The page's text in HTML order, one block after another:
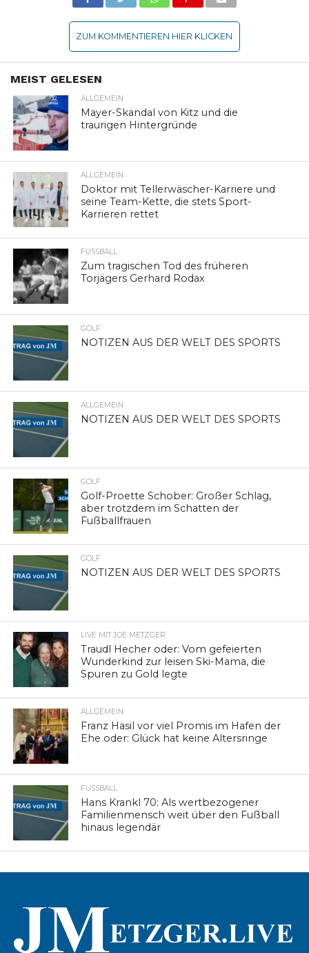
ZUM KOMMENTIEREN HIER KLICKEN
MEIST GELESEN
ALLGEMEIN
Mayer-Skandal von Kitz und die
traurigen Hintergründe
ALLGEMEIN
Doktor mit Tellerwäscher-Karriere und
seine Team-Kette, die stets Sport-
Karrieren rettet
FUSSBALL
Zum tragischen Tod des früheren
Torjägers Gerhard Rodax
GOLF
NOTIZEN AUS DER WELT DES SPORTS
ALLGEMEIN
NOTIZEN AUS DER WELT DES SPORTS
GOLF
Golf-Proette Schober: Großer Schlag,
aber trotzdem im Schatten der
Fußballfrauen
GOLF
NOTIZEN AUS DER WELT DES SPORTS
LIVE MIT JOE METZGER
Traudl Hecher oder: Vom gefeierten
Wunderkind zur leisen Ski-Mama, die
Spuren zu Gold legte
ALLGEMEIN
Franz Hasil vor viel Promis im Hafen der
Ehe oder: Glück hat keine Altersringe
FUSSBALL
Hans Krankl 70: Als wertbezogener
Familienmensch weit über den Fußball
hinaus legendär